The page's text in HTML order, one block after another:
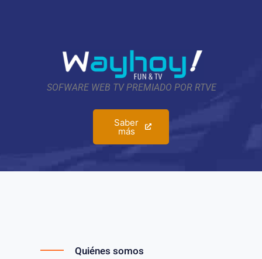
SOFWARE WEB TV PREMIADO POR RTVE
Saber
más
Quiénes somos